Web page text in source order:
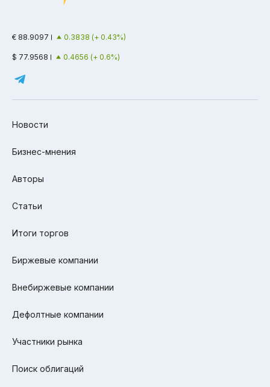
€ 88.9097 0.3838 (+ 0.43%)
$ 77.9568 0.4656 (+ 0.6%)
Новости
Бизнес-мнения
Авторы
Статьи
Итоги торгов
Биржевые компании
Внебиржевые компании
Дефолтные компании
Участники рынка
Поиск облигаций